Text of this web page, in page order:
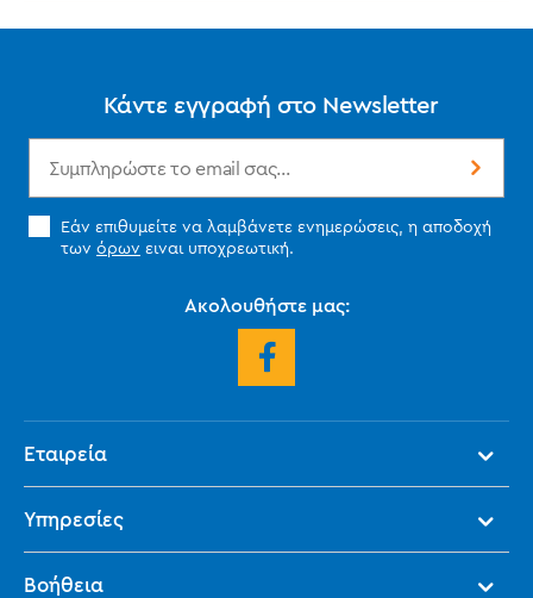
Κάντε εγγραφή στο Newsletter
Εάν επιθυμείτε να λαμβάνετε ενημερώσεις, η αποδοχή
των όρων ειναι υποχρεωτική.
Ακολουθήστε μας:
Εταιρεία
Υπηρεσίες
Βοήθεια